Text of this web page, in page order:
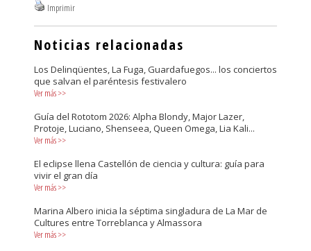
Imprimir
Noticias relacionadas
Los Delinqüentes, La Fuga, Guardafuegos... los conciertos
que salvan el paréntesis festivalero
Ver más>>
Guía del Rototom 2026: Alpha Blondy, Major Lazer,
Protoje, Luciano, Shenseea, Queen Omega, Lia Kali...
Ver más>>
El eclipse llena Castellón de ciencia y cultura: guía para
vivir el gran día
Ver más>>
Marina Albero inicia la séptima singladura de La Mar de
Cultures entre Torreblanca y Almassora
Ver más>>